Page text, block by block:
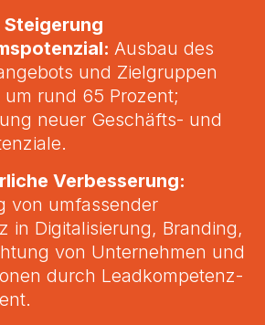
Ausbau des
und Zielgruppen
um rund 65 Prozent;
neuer Geschäfts- und
Verbesserung:
von umfassender
in Digitalisierung, Branding,
von Unternehmen und
durch Leadkompetenz-